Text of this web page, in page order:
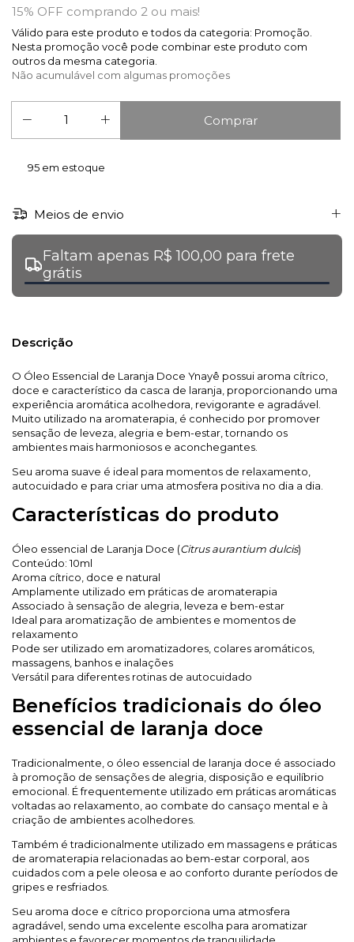
15% OFF comprando 2 ou mais!
Válido para este produto e todos da categoria: Promoção.
Nesta promoção você pode combinar este produto com
outros da mesma categoria.
Não acumulável com algumas promoções
95em estoque
Meios de envio
Faltam apenas R$ 100,00 para frete
grátis
Descrição
O Óleo Essencial de Laranja Doce Ynayê possui aroma cítrico,
doce e característico da casca de laranja, proporcionando uma
experiência aromática acolhedora, revigorante e agradável.
Muito utilizado na aromaterapia, é conhecido por promover
sensação de leveza, alegria e bem-estar, tornando os
ambientes mais harmoniosos e aconchegantes.
Seu aroma suave é ideal para momentos de relaxamento,
autocuidado e para criar uma atmosfera positiva no dia a dia.
Características do produto
Óleo essencial de Laranja Doce (Citrus aurantium dulcis)
Conteúdo: 10ml
Aroma cítrico, doce e natural
Amplamente utilizado em práticas de aromaterapia
Associado à sensação de alegria, leveza e bem-estar
Ideal para aromatização de ambientes e momentos de
relaxamento
Pode ser utilizado em aromatizadores, colares aromáticos,
massagens, banhos e inalações
Versátil para diferentes rotinas de autocuidado
Benefícios tradicionais do óleo
essencial de laranja doce
Tradicionalmente, o óleo essencial de laranja doce é associado
à promoção de sensações de alegria, disposição e equilíbrio
emocional. É frequentemente utilizado em práticas aromáticas
voltadas ao relaxamento, ao combate do cansaço mental e à
criação de ambientes acolhedores.
Também é tradicionalmente utilizado em massagens e práticas
de aromaterapia relacionadas ao bem-estar corporal, aos
cuidados com a pele oleosa e ao conforto durante períodos de
gripes e resfriados.
Seu aroma doce e cítrico proporciona uma atmosfera
agradável, sendo uma excelente escolha para aromatizar
ambientes e favorecer momentos de tranquilidade.